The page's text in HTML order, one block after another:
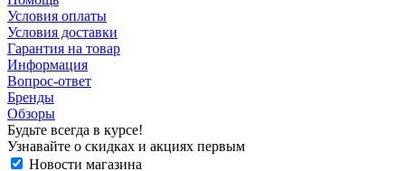
Условия оплаты
Условия доставки
Гарантия на товар
Информация
Вопрос-ответ
Бренды
Обзоры
Будьте всегда в курсе!
Узнавайте о скидках и акциях первым
Новости магазина